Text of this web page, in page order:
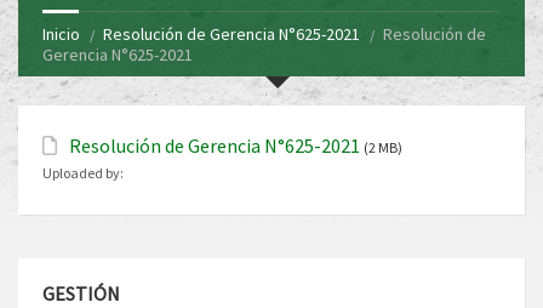
Inicio Resolución de Gerencia N°625-2021
Resolución de
Gerencia N°625-2021
Resolución de Gerencia N°625-2021 (2 MB)
Uploaded by:
GESTIÓN